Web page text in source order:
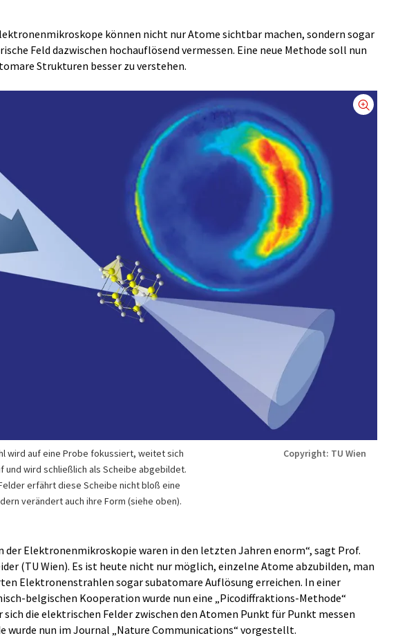
können nicht nur Atome sichtbar machen, sondern sogar
Feld dazwischen hochauflösend vermessen. Eine neue Methode soll nun
Strukturen besser zu verstehen.
wird auf eine Probe fokussiert, weitet sich
und wird schließlich als Scheibe abgebildet.
erfährt diese Scheibe nicht bloß eine
verändert auch ihre Form (siehe oben).
Copyright: TU Wien
der Elektronenmikroskopie waren in den letzten Jahren enorm“, sagt Prof.
(TU Wien). Es ist heute nicht nur möglich, einzelne Atome abzubilden, man
Elektronenstrahlen sogar subatomare Auflösung erreichen. In einer
belgischen Kooperation wurde nun eine „Picodiffraktions-Methode“
die elektrischen Felder zwischen den Atomen Punkt für Punkt messen
wurde nun im Journal „Nature Communications“ vorgestellt.